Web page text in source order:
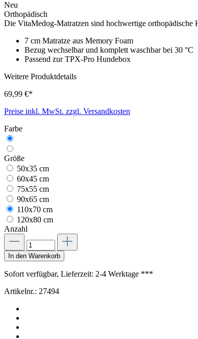
Neu
Orthopädisch
Die VitaMedog-Matratzen sind hochwertige
7 cm Matratze aus Memory Foam
Bezug wechselbar und komplett waschbar bei 30 °C
Passend zur TPX-Pro Hundebox
Weitere Produktdetails
69,99 €*
Preise inkl. MwSt. zzgl. Versandkosten
Farbe
Größe
50x35 cm
60x45 cm
75x55 cm
90x65 cm
110x70 cm
120x80 cm
Anzahl
In den Warenkorb
Sofort verfügbar, Lieferzeit: 2-4 Werktage ***
Artikelnr.: 27494